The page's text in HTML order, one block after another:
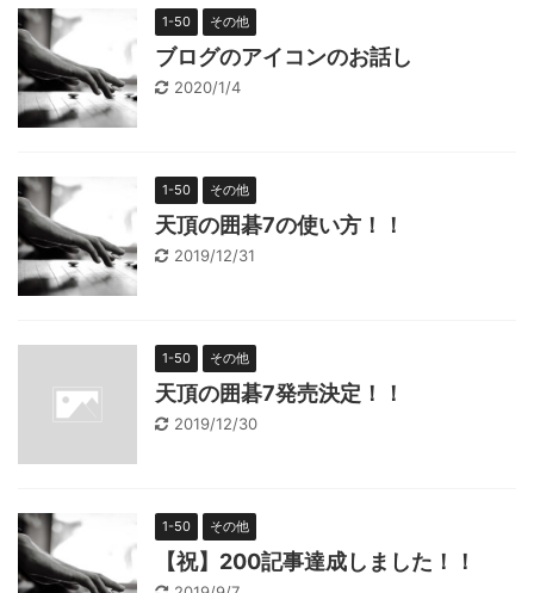
1-50 その他
ブログのアイコンのお話し
2020/1/4
1-50 その他
天頂の囲碁7の使い方！！
2019/12/31
1-50 その他
天頂の囲碁7発売決定！！
2019/12/30
1-50 その他
【祝】200記事達成しました！！